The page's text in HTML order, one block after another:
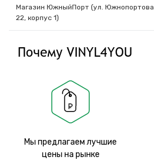
Магазин ЮжныйПорт (ул.
22, корпус 1)
Почему VINYL4YOU
Мы предлагаем лучшие
цены на рынке